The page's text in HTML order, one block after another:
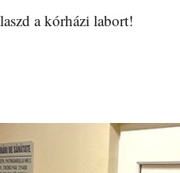
a kórházi labort!